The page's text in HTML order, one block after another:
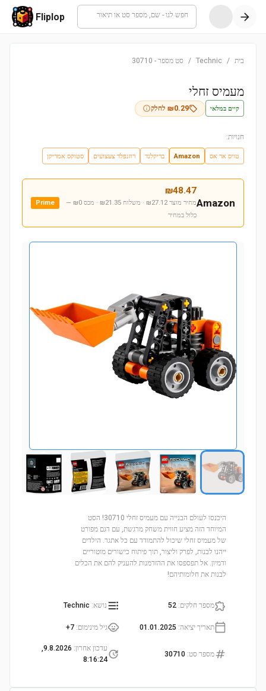
חפש לגו - שם, מספר סט או תיאור Fliplop
בית /
Technic
/ סט מספר -
30710
מעמיס זחלי
קיים במלאי ₪0.29 לחלק
חנויות:
טויס אר אס Amazon בריקלנד רוזנפלד צעצועים סטוקס אמריקן
Amazon
₪48.47
מחיר מוצר ₪27.12 · משלוח ₪21.35 · מכס ₪0
—
כלול במחיר
Prime
היכנסו לעולם הבנייה עם מעמיס זחלי 30710! הסט
המיוחד הזה מציע חווית משחק מרגשת, עם דגם מפורט
של מעמיס זחלי שיכול להתמודד עם כל אתגר. הילדים
ייהנו לבנות, לפרק וליצור, תוך פיתוח כישורים מוטוריים
ודמיון. אל תפספסו את ההזדמנות להעניק להם את הכלים
לבנות את חלומותיהם!
מספר חלקים:
52 נושא:
Technic
תאריך יציאה:
01.01.2025 גיל מינימום:
7+
מספר סט:
30710
עדכון אחרון:
9.8.2026,
8:16:24